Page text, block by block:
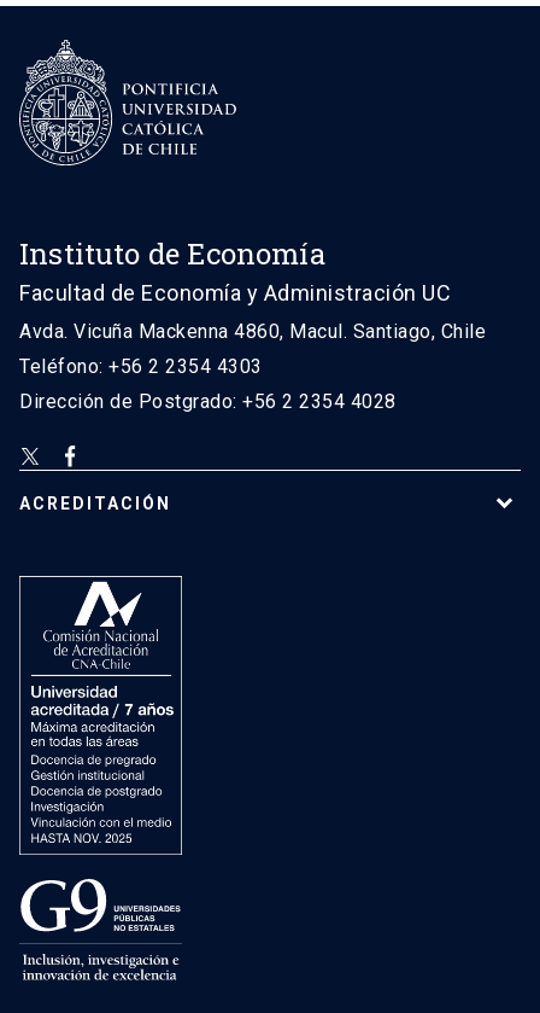
Instituto de Economía
Facultad de Economía y Administración UC
Avda. Vicuña Mackenna 4860, Macul. Santiago, Chile
Teléfono: +56 2 2354 4303
Dirección de Postgrado: +56 2 2354 4028
ACREDITACIÓN